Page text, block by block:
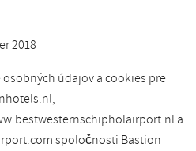
2018
údajov a cookies pre
a
spoločnosti Bastion